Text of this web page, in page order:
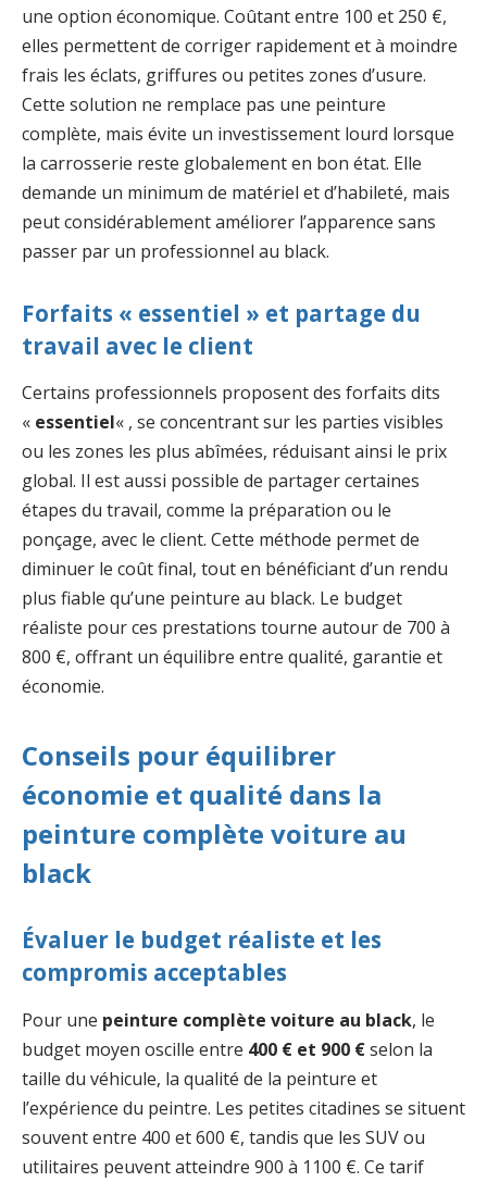
une option économique. Coûtant entre 100 et 250 €,
elles permettent de corriger rapidement et à moindre
frais les éclats, griffures ou petites zones d’usure.
Cette solution ne remplace pas une peinture
complète, mais évite un investissement lourd lorsque
la carrosserie reste globalement en bon état. Elle
demande un minimum de matériel et d’habileté, mais
peut considérablement améliorer l’apparence sans
passer par un professionnel au black.
Forfaits « essentiel » et partage du
travail avec le client
Certains professionnels proposent des forfaits dits
« essentiel« , se concentrant sur les parties visibles
ou les zones les plus abîmées, réduisant ainsi le prix
global. Il est aussi possible de partager certaines
étapes du travail, comme la préparation ou le
ponçage, avec le client. Cette méthode permet de
diminuer le coût final, tout en bénéficiant d’un rendu
plus fiable qu’une peinture au black. Le budget
réaliste pour ces prestations tourne autour de 700 à
800 €, offrant un équilibre entre qualité, garantie et
économie.
Conseils pour équilibrer
économie et qualité dans la
peinture complète voiture au
black
Évaluer le budget réaliste et les
compromis acceptables
Pour une peinture complète voiture au black, le
budget moyen oscille entre 400 € et 900 €selon la
taille du véhicule, la qualité de la peinture et
l’expérience du peintre. Les petites citadines se situent
souvent entre 400 et 600 €, tandis que les SUV ou
utilitaires peuvent atteindre 900 à 1100 €. Ce tarif